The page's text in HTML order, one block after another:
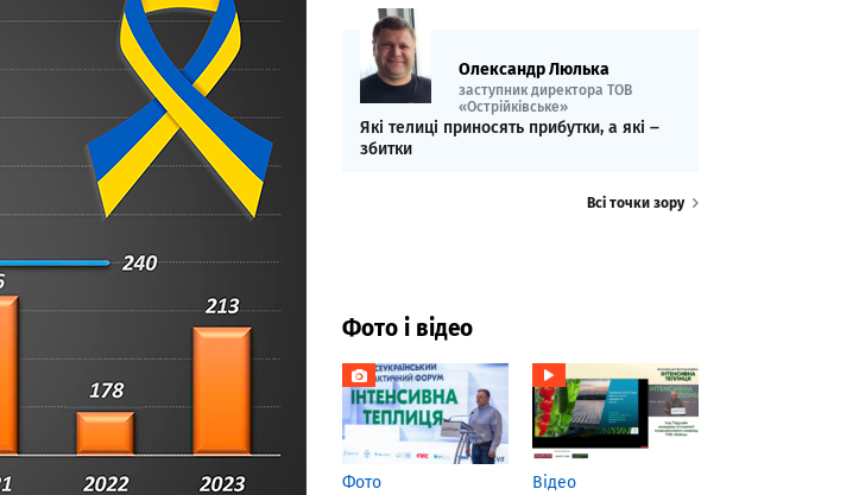
Олександр Люлька
заступник директора ТОВ
«Острійківське»
Які телиці приносять прибутки, а які ‒
збитки
Всі точки зору
Фото і відео
Фото Відео